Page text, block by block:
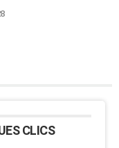
CLICS